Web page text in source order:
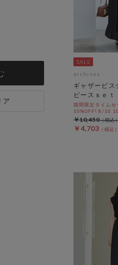
ア
archives
ギャザービス
ピースｓｅｔ
期間限定タイムセ
10%OFF! 8/10
￥4,703
￥10,450